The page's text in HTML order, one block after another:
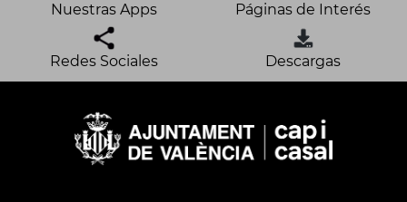
Nuestras Apps Páginas de Interés
Redes Sociales Descargas